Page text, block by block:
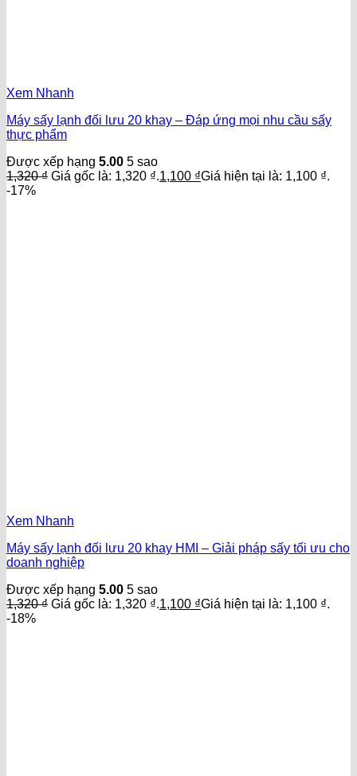
Xem Nhanh
Máy sấy lạnh đối lưu 20 khay – Đáp ứng mọi nhu cầu sấy
thực phẩm
Được xếp hạng 5.00 5 sao
1,320₫ Giá gốc là: 1,320 ₫.1,100 ₫Giá hiện tại là: 1,100 ₫.
-17%
Xem Nhanh
Máy sấy lạnh đối lưu 20 khay HMI – Giải pháp sấy tối ưu cho
doanh nghiệp
Được xếp hạng 5.00 5 sao
1,320₫ Giá gốc là: 1,320 ₫.1,100 ₫Giá hiện tại là: 1,100 ₫.
-18%